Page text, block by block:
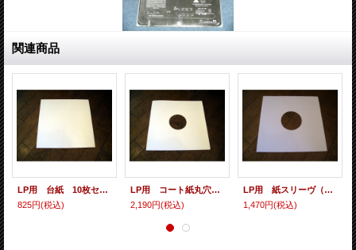
関連商品
LP用 台紙 10枚セット
825円(税込)
LP用 コート紙丸穴ジャケ 10枚セット
2,190円(税込)
LP用 紙スリーヴ（レギュラー 四角の角） 10枚セット
1,470円(税込)